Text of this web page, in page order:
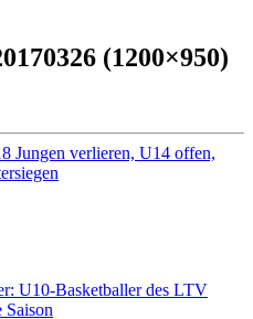
(1200×950)
Jungen verlieren, U14 offen,
U10-Basketballer des LTV
Saison